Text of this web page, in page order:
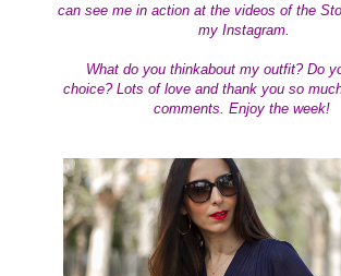
can see me in action at the videos of the
my Instagram.
What do you thinkabout my outfit?Do
choice? Lots of loveand thank you so
comments. Enjoy the week!